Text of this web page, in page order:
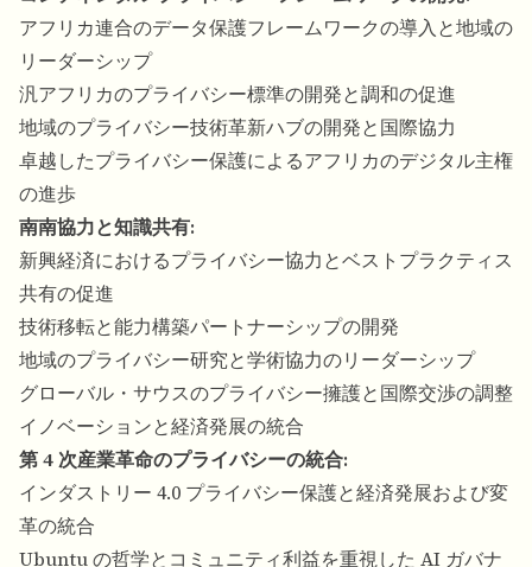
アフリカ連合のデータ保護フレームワークの導入と地域の
リーダーシップ
汎アフリカのプライバシー標準の開発と調和の促進
地域のプライバシー技術革新ハブの開発と国際協力
卓越したプライバシー保護によるアフリカのデジタル主権
の進歩
南南協力と知識共有:
新興経済におけるプライバシー協力とベストプラクティス
共有の促進
技術移転と能力構築パートナーシップの開発
地域のプライバシー研究と学術協力のリーダーシップ
グローバル・サウスのプライバシー擁護と国際交渉の調整
イノベーションと経済発展の統合
第 4 次産業革命のプライバシーの統合:
インダストリー 4.0 プライバシー保護と経済発展および変
革の統合
Ubuntu の哲学とコミュニティ利益を重視した AI ガバナ